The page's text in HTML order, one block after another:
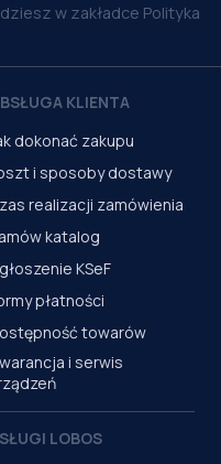
w zakładce Polityka
KLIENTA
dokonać zakupu
i sposoby dostawy
realizacji zamówienia
katalog
KSeF
płatności
towarów
i serwis
LOBOS